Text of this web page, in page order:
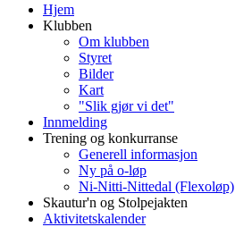
Hjem
Klubben
Om klubben
Styret
Bilder
Kart
"Slik gjør vi det"
Innmelding
Trening og konkurranse
Generell informasjon
Ny på o-løp
Ni-Nitti-Nittedal (Flexoløp)
Skautur'n og Stolpejakten
Aktivitetskalender